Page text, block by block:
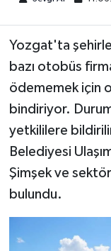
Yozgat'ta
bazı otobüs
ödememek için
bindiriyor.
yetkililere
Belediyesi
Şimşek ve
bulundu.